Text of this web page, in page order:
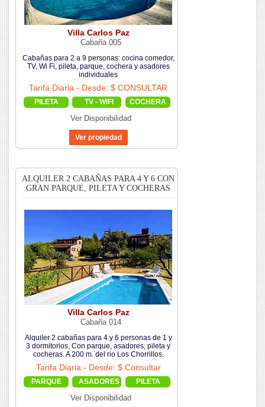
Villa Carlos Paz
Cabaña 005
Cabañas para 2 a 9 personas: cocina comedor,
TV, Wi Fi, pileta, parque, cochera y asadores
individuales
Tarifa Diaria - Desde: $ CONSULTAR
PILETA TV - WIFI COCHERA
Ver Disponibilidad
ALQUILER 2 CABAÑAS PARA 4 Y 6 CON
GRAN PARQUE, PILETA Y COCHERAS
Villa Carlos Paz
Cabaña 014
Alquiler 2 cabañas para 4 y 6 personas de 1 y
3 dormitorios. Con parque, asadores, pileta y
cocheras. A 200 m. del rio Los Chorrillos.
Tarifa Diaria - Desde: $ Consultar
PARQUE ASADORES PILETA
Ver Disponibilidad